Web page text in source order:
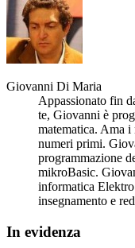
Giovanni Di Maria
Appassionato fin
te, Giovanni è
matematica. Ama i
numeri primi.
programmazione
mikroBasic.
informatica
insegnamento e
In evidenza